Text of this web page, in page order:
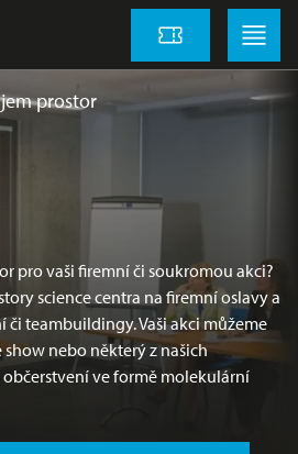
Vstupenky
Menu
prostor
pro vaši firemní či soukromou akci?
science centra na firemní oslavy a
či teambuildingy. Vaši akci můžeme
nebo některý z našich
ve formě molekulární